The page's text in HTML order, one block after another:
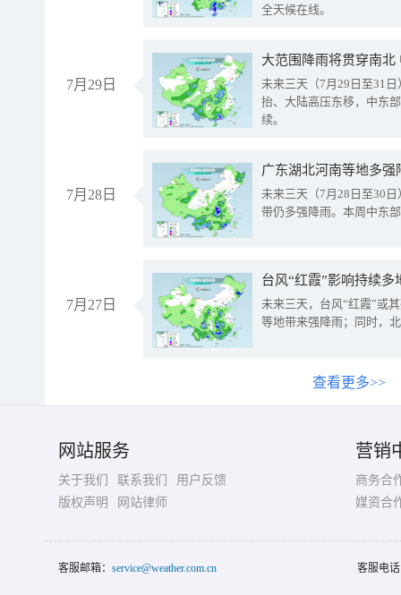
全天候在线。
7月29日
大范围降雨将贯穿南
未来三天（7月29日至31
抬、大陆高压东移，中东
续。
7月28日
广东湖北河南等地多
未来三天（7月28日至30
带仍多强降雨。本周中东
7月27日
台风“红霞”影响持续
未来三天，台风“红霞”或
等地带来强降雨；同时，
查看更多>>
网站服务
关于我们 联系我们
用户反馈
版权声明
网站律师
营销
商务合
媒资合
客服邮箱： service@weather.com.cn 客服电